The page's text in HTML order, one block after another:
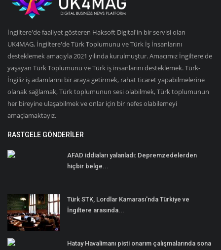
İngiltere'de faaliyet gösteren Haksoft Digital'in bir servisi olan
UK4MAG, İngiltere'de Türk Toplumunu ve Türk İş İnsanlarını
desteklemek amacıyla 2021 yılında kurulmuştur. Amacımız İngiltere'de
yaşayan Türk Toplumunu ve Türk iş insanlarını desteklemek. Türk-
İngiliz iş adamlarını bir araya getirmek, rahat ticaret yapabilmelerine
olanak sağlamak, Türk toplumunun sesi olabilmek, Türk toplumunun
her bireyine ulaşabilmek ve onlar için bir nefes olabilemeyi
amaçlamaktayız.
RASTGELE GÖNDERILER
AFAD iddiaları yalanladı: Depremzedelerden
hiçbir belge...
Türk STK, Lordlar Kamarası'nda Türkiye ve
İngiltere arasında...
Hatay Havalimanı pisti onarım çalışmalarında sona